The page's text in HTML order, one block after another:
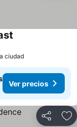
ciudad
Ver precios
Compartir